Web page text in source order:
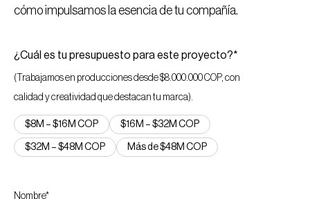
cómo impulsamos la esencia de tu compañía.
¿Cuál es tu presupuesto para este proyecto?*
(Trabajamos en producciones desde $8.000.000 COP, con
calidad y creatividad que destacan tu marca).
$8M – $16M COP $16M – $32M COP
$32M – $48M COP Más de $48M COP
Nombre*